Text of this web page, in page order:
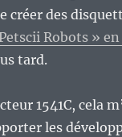
créer des
Robots »
tard.
1541C, cela
les